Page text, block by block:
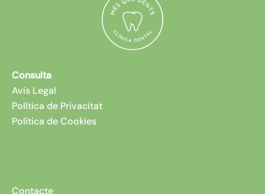
Consulta
Avís Legal
Política de Privacitat
Política de Cookies
Contacte